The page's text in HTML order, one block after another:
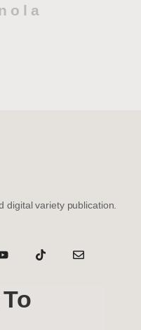
digital variety publication.